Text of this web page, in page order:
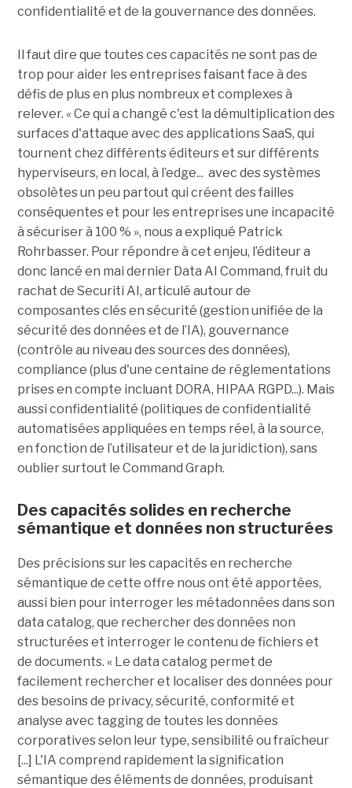
confidentialité et de la gouvernance des données.
Il faut dire que toutes ces capacités ne sont pas de
trop pour aider les entreprises faisant face à des
défis de plus en plus nombreux et complexes à
relever. « Ce qui a changé c'est la démultiplication des
surfaces d'attaque avec des applications SaaS, qui
tournent chez différents éditeurs et sur différents
hyperviseurs, en local, à l’edge... avec des systèmes
obsolètes un peu partout qui créent des failles
conséquentes et pour les entreprises une incapacité
à sécuriser à 100 % », nous a expliqué Patrick
Rohrbasser. Pour répondre à cet enjeu, l’éditeur a
donc lancé en mai dernier Data AI Command, fruit du
rachat de Securiti AI, articulé autour de
composantes clés en sécurité (gestion unifiée de la
sécurité des données et de l’IA), gouvernance
(contrôle au niveau des sources des données),
compliance (plus d'une centaine de réglementations
prises en compte incluant DORA, HIPAA RGPD...). Mais
aussi confidentialité (politiques de confidentialité
automatisées appliquées en temps réel, à la source,
en fonction de l’utilisateur et de la juridiction), sans
oublier surtout le Command Graph.
Des capacités solides en recherche
sémantique et données non structurées
Des précisions sur les capacités en recherche
sémantique de cette offre nous ont été apportées,
aussi bien pour interroger les métadonnées dans son
data catalog, que rechercher des données non
structurées et interroger le contenu de fichiers et
de documents. « Le data catalog permet de
facilement rechercher et localiser des données pour
des besoins de privacy, sécurité, conformité et
analyse avec tagging de toutes les données
corporatives selon leur type, sensibilité ou fraîcheur
[...] L'IA comprend rapidement la signification
sémantique des éléments de données, produisant